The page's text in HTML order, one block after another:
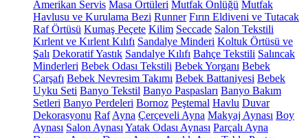
Amerikan Servis Masa Örtüleri Mutfak Önlüğü Mutfak
Havlusu ve Kurulama Bezi Runner Fırın Eldiveni ve Tutacak
Raf Örtüsü Kumaş Peçete Kilim Seccade Salon Tekstili
Kırlent ve Kırlent Kılıfı Sandalye Minderi Koltuk Örtüsü ve
Şalı Dekoratif Yastık Sandalye Kılıfı Bahçe Tekstili Salıncak
Minderleri Bebek Odası Tekstili Bebek Yorganı Bebek
Çarşafı Bebek Nevresim Takımı Bebek Battaniyesi Bebek
Uyku Seti Banyo Tekstil Banyo Paspasları Banyo Bakım
Setleri Banyo Perdeleri Bornoz Peştemal Havlu Duvar
Dekorasyonu Raf Ayna Çerçeveli Ayna Makyaj Aynası Boy
Aynası Salon Aynası Yatak Odası Aynası Parçalı Ayna